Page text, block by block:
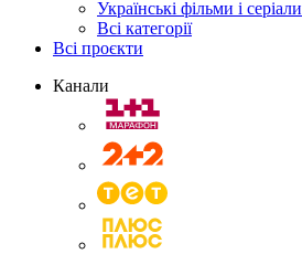
Українські фільми і серіали
Всі категорії
Всі проєкти
Канали